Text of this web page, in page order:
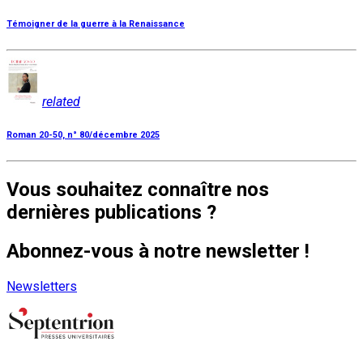
Témoigner de la guerre à la Renaissance
related
Roman 20-50, n° 80/décembre 2025
Vous souhaitez connaître nos
dernières publications ?
Abonnez-vous à notre newsletter !
Newsletters